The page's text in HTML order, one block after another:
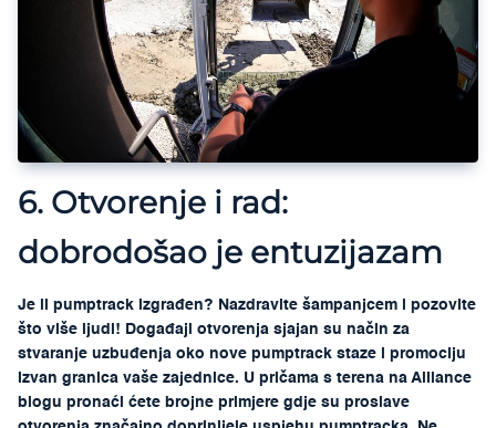
6. Otvorenje i rad:
dobrodošao je entuzijazam
Je li pumptrack izgrađen? Nazdravite šampanjcem i pozovite
što više ljudi! Događaji otvorenja sjajan su način za
stvaranje uzbuđenja oko nove pumptrack staze i promociju
izvan granica vaše zajednice. U pričama s terena na Alliance
blogu pronaći ćete brojne primjere gdje su proslave